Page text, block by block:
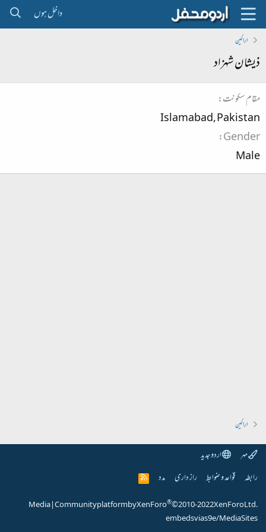
داخل ہوں
اراکین
ذیشان شہزاد
مقام سکونت
Islamabad, Pakistan
Gender
Male
اراکین
مہر
اردو جدید
رابطہ قواعد و ضوابط راز داری مدد
R
S
Community platform by XenForo®© 2010-2022 XenForo Ltd.
|
Media
embeds via s9e/MediaSites